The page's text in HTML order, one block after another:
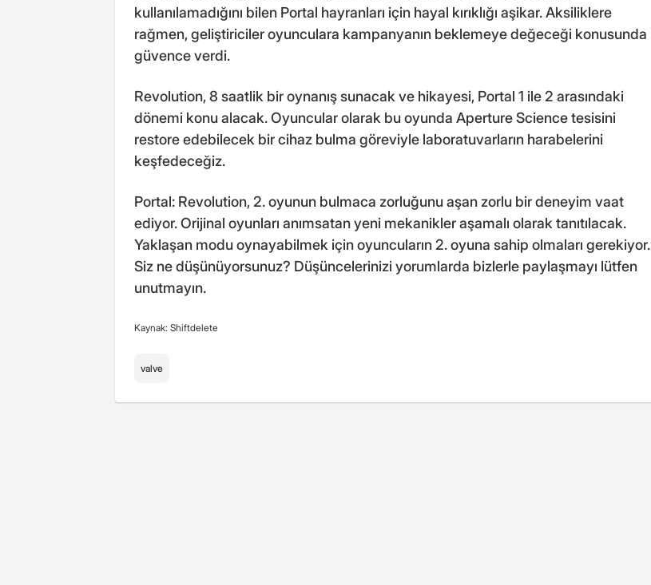
kullanılamadığını bilen Portal hayranları için hayal kırıklığı aşikar. Aksiliklere
rağmen, geliştiriciler oyunculara kampanyanın beklemeye değeceği konusunda
güvence verdi.
Revolution, 8 saatlik bir oynanış sunacak ve hikayesi, Portal 1 ile 2 arasındaki
dönemi konu alacak. Oyuncular olarak bu oyunda Aperture Science tesisini
restore edebilecek bir cihaz bulma göreviyle laboratuvarların harabelerini
keşfedeceğiz.
Portal: Revolution, 2. oyunun bulmaca zorluğunu aşan zorlu bir deneyim vaat
ediyor. Orijinal oyunları anımsatan yeni mekanikler aşamalı olarak tanıtılacak.
Yaklaşan modu oynayabilmek için oyuncuların 2. oyuna sahip olmaları gerekiyor.
Siz ne düşünüyorsunuz? Düşüncelerinizi yorumlarda bizlerle paylaşmayı lütfen
unutmayın.
Kaynak: Shiftdelete
valve